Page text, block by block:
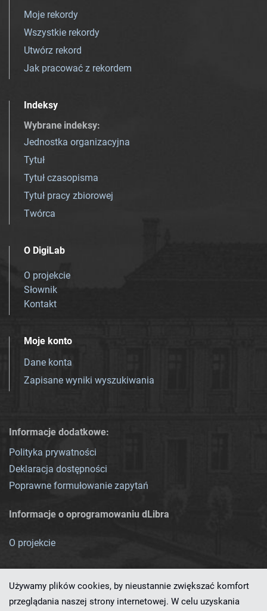
Moje rekordy
Wszystkie rekordy
Utwórz rekord
Jak pracować z rekordem
Indeksy
Wybrane indeksy:
Jednostka organizacyjna
Tytuł
Tytuł czasopisma
Tytuł pracy zbiorowej
Twórca
O DigiLab
O projekcie
Słownik
Kontakt
Moje konto
Dane konta
Zapisane wyniki wyszukiwania
Informacje dodatkowe:
Polityka prywatności
Deklaracja dostępności
Poprawne formułowanie zapytań
Informacje o oprogramowaniu dLibra
O projekcie
Używamy plików cookies, by nieustannie zwiększać komfort
przeglądania naszej strony internetowej. W celu uzyskania